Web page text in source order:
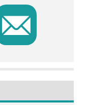
F